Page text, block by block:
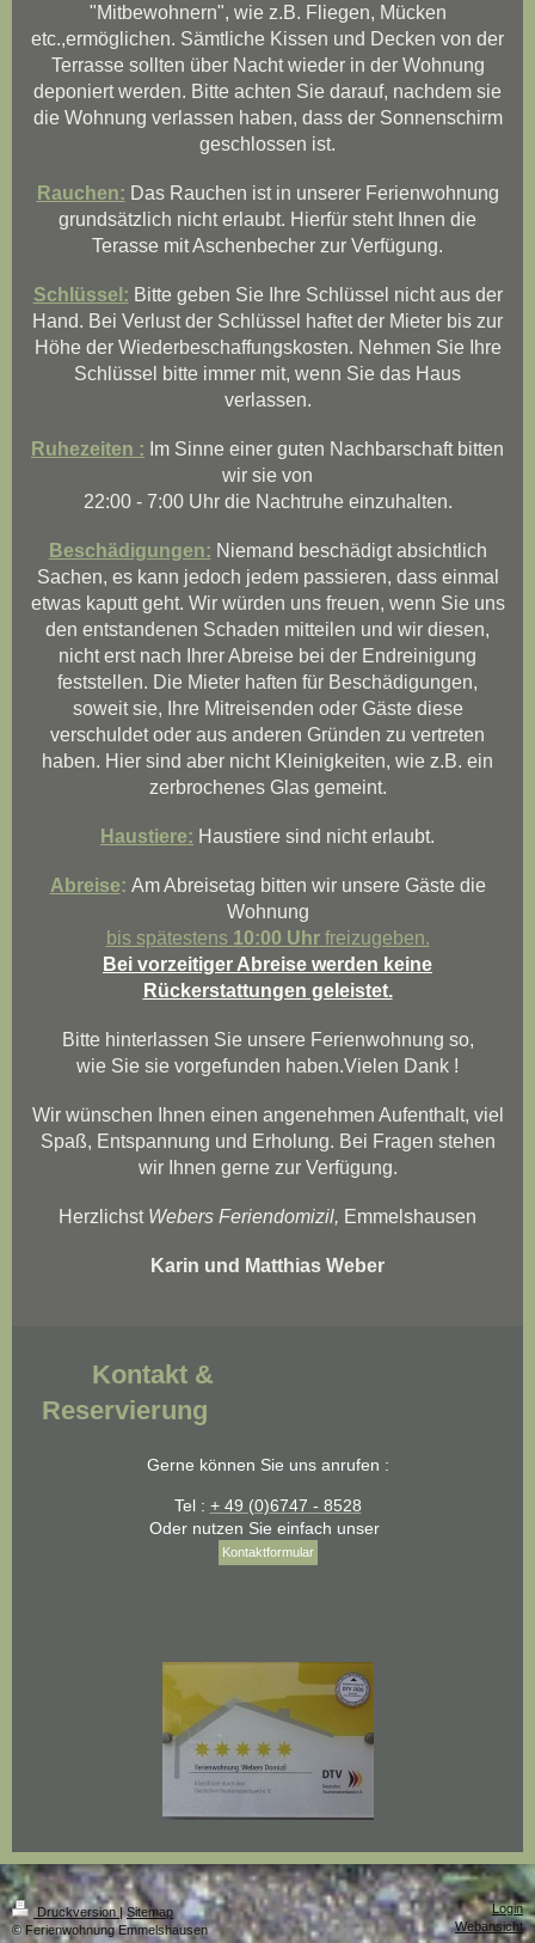
"Mitbewohnern", wie z.B. Fliegen, Mücken
etc.,ermöglichen. Sämtliche Kissen und Decken von der
Terrasse sollten über Nacht wieder in der Wohnung
deponiert werden. Bitte achten Sie darauf, nachdem sie
die Wohnung verlassen haben, dass der Sonnenschirm
geschlossen ist.
Rauchen: Das Rauchen ist in unserer Ferienwohnung
grundsätzlich nicht erlaubt. Hierfür steht Ihnen die
Terasse mit Aschenbecher zur Verfügung.
Schlüssel: Bitte geben Sie Ihre Schlüssel nicht aus der
Hand. Bei Verlust der Schlüssel haftet der Mieter bis zur
Höhe der Wiederbeschaffungskosten. Nehmen Sie Ihre
Schlüssel bitte immer mit, wenn Sie das Haus
verlassen.
Ruhezeiten : Im Sinne einer guten Nachbarschaft bitten
wir sie von
22:00 - 7:00 Uhr die Nachtruhe einzuhalten.
Beschädigungen: Niemand beschädigt absichtlich
Sachen, es kann jedoch jedem passieren, dass einmal
etwas kaputt geht. Wir würden uns freuen, wenn Sie uns
den entstandenen Schaden mitteilen und wir diesen,
nicht erst nach Ihrer Abreise bei der Endreinigung
feststellen. Die Mieter haften für Beschädigungen,
soweit sie, Ihre Mitreisenden oder Gäste diese
verschuldet oder aus anderen Gründen zu vertreten
haben. Hier sind aber nicht Kleinigkeiten, wie z.B. ein
zerbrochenes Glas gemeint.
Haustiere: Haustiere sind nicht erlaubt.
Abreise: Am Abreisetag bitten wir unsere Gäste die
Wohnung
bis spätestens 10:00 Uhrfreizugeben.
Bei vorzeitiger Abreise werden keine
Rückerstattungen geleistet.
Bitte hinterlassen Sie unsere Ferienwohnung so,
wie Sie sie vorgefunden haben.Vielen Dank !
Wir wünschen Ihnen einen angenehmen Aufenthalt, viel
Spaß, Entspannung und Erholung. Bei Fragen stehen
wir Ihnen gerne zur Verfügung.
Herzlichst Webers Feriendomizil, Emmelshausen
Karin und Matthias Weber
Kontakt &
Reservierung
Gerne können Sie uns anrufen :
Tel : + 49 (0)6747 - 8528
Oder nutzen Sie einfach unser
Kontaktformular
Druckversion| Sitemap
© Ferienwohnung Emmelshausen
Login
Webansicht